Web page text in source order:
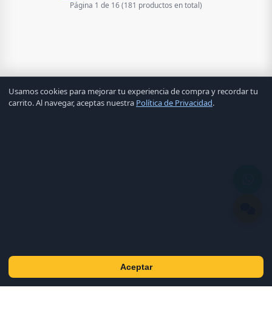
Página 1 de 16 (181 productos en total)
Usamos cookies para mejorar tu experiencia de compra y recordar tu
carrito. Al navegar, aceptas nuestra Política de Privacidad.
Aceptar